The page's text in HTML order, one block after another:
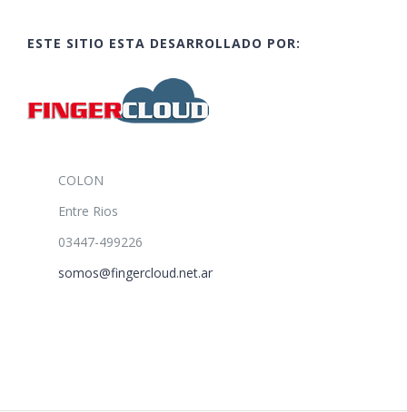
ESTE SITIO ESTA DESARROLLADO POR:
COLON
Entre Rios
03447-499226
somos@fingercloud.net.ar